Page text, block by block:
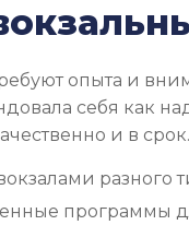
опыта и
себя как
и в
разного
программы